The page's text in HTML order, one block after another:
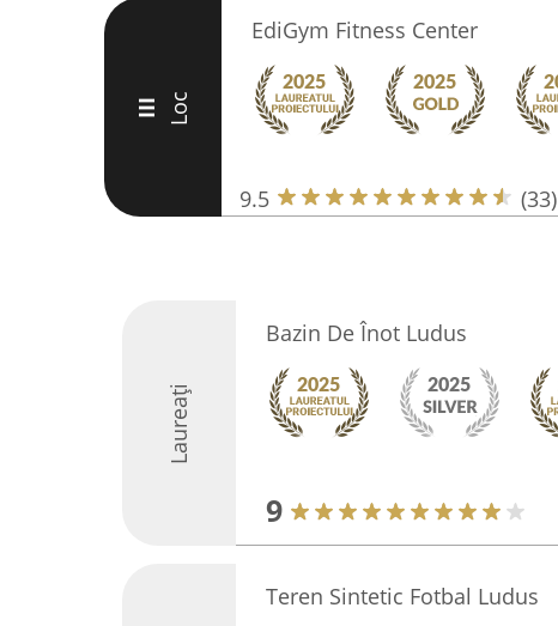
III Loc
EdiGym Fitness Center
9.5 (33)
Laureați
Bazin De Înot Ludus
9
Teren Sintetic Fotbal Ludus